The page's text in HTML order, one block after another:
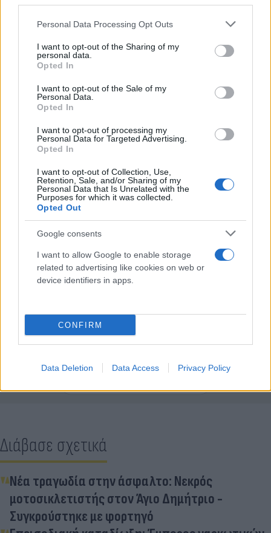
Please note that this website/app uses one or more Google
not limited to your visit or usage behaviour. You may click to
grant or deny consent to Google and its third-party tags to
use your data for below specified purposes in below Google
consent section.
Personal Data Processing Opt Outs
I want to opt-out of the Sharing of my
personal data.
Opted In
I want to opt-out of the Sale of my
Personal Data.
Opted In
I want to opt-out of processing my
Personal Data for Targeted Advertising.
Opted In
I want to opt-out of Collection, Use,
Retention, Sale, and/or Sharing of my
Personal Data that Is Unrelated with the
Purposes for which it was collected.
Opted Out
Google consents
I want to allow Google to enable storage
related to advertising like cookies on web or
device identifiers in apps.
CONFIRM
Data Deletion Data Access Privacy Policy
Κάνε κλικ και δες περισσότερο
Flash.gr
στην αναζήτηση της Google
Διάβασε σχετικά
Νέα τραγωδία στην άσφαλτο: Νεκρός
μοτοσικλετιστής στον Άγιο Δημήτριο -
Συγκρούστηκε με φορτηγό